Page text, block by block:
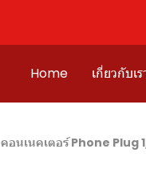
Home เกี่ยวกับเร
คอนเนคเตอร์ Phone Plug